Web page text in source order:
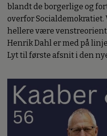
blandt de borgerlige og
overfor
hellere være
Henrik Dahl er med på
Lyt til første afsnit i den